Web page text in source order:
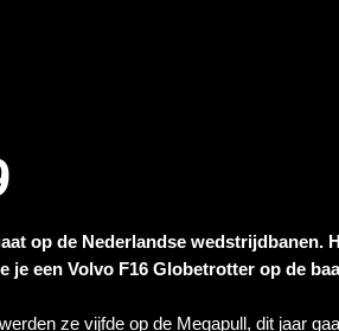
op de Nederlandse wedstrijdbanen.
een Volvo F16 Globetrotter op de
ze vijfde op de Megapull, dit jaar